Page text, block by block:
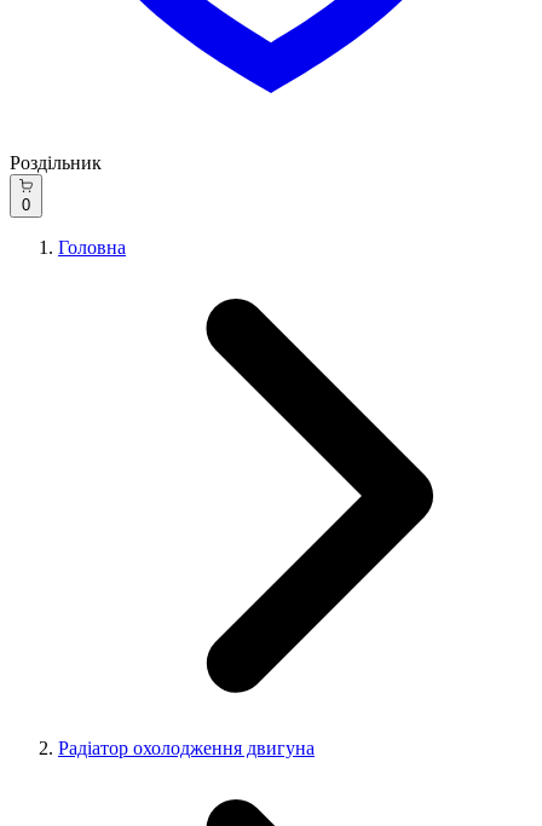
Роздільник
0
Головна
Радіатор охолодження двигуна